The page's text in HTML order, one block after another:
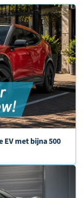
EV met bijna 500